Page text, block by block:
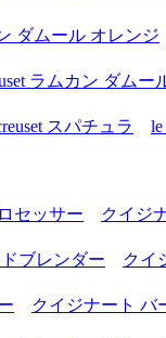
ダムール オレンジ
ラムカン ダム
スパチュラ
le
セッサー
クイジ
ブレンダー
クイ
クイジナート バ